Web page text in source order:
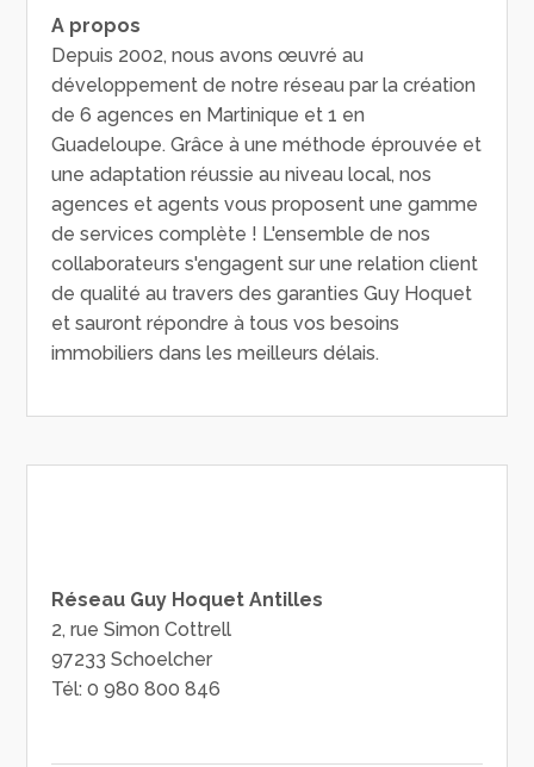
A propos
Depuis 2002, nous avons œuvré au
développement de notre réseau par la création
de 6 agences en Martinique et 1 en
Guadeloupe. Grâce à une méthode éprouvée et
une adaptation réussie au niveau local, nos
agences et agents vous proposent une gamme
de services complète ! L'ensemble de nos
collaborateurs s'engagent sur une relation client
de qualité au travers des garanties Guy Hoquet
et sauront répondre à tous vos besoins
immobiliers dans les meilleurs délais.
Réseau Guy Hoquet Antilles
2, rue Simon Cottrell
97233 Schoelcher
Tél: 0 980 800 846